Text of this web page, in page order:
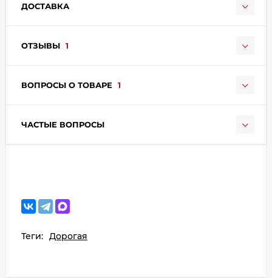
ДОСТАВКА
ОТЗЫВЫ 1
ВОПРОСЫ О ТОВАРЕ 1
ЧАСТЫЕ ВОПРОСЫ
Теги: Дорогая